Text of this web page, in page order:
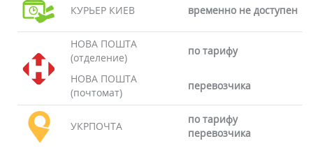
КУРЬЕР КИЕВ временно не доступен
НОВА ПОШТА
(отделение)
по тарифу
НОВА ПОШТА
(почтомат)
перевозчика
УКРПОЧТА
по тарифу
перевозчика